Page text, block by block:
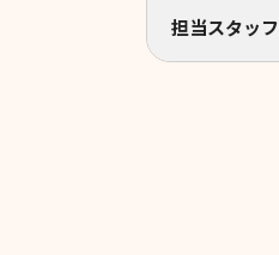
担当スタッフ